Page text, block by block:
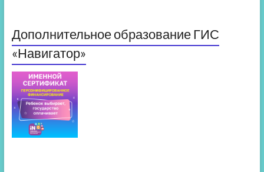
Дополнительное образование ГИС
«Навигатор»